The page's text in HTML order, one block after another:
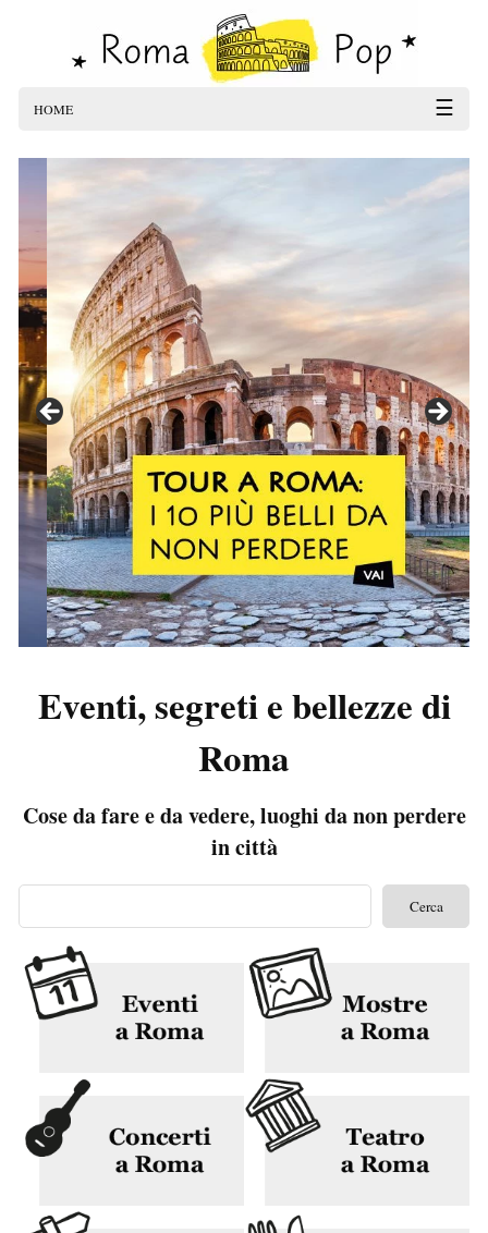
HOME ☰
Eventi, segreti e bellezze di
Roma
Cose da fare e da vedere, luoghi da non perdere
in città